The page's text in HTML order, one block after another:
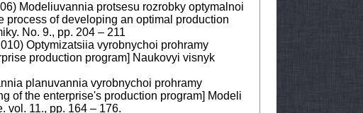
Modeliuvannia protsesu rozrobky optymalnoi
process of developing an optimal production
No. 9., pp. 204 – 211
Optymizatsiia vyrobnychoi prohramy
production program] Naukovyi visnyk
planuvannia vyrobnychoi prohramy
of the enterprise's production program] Modeli
vol. 11., pp. 164 – 176.